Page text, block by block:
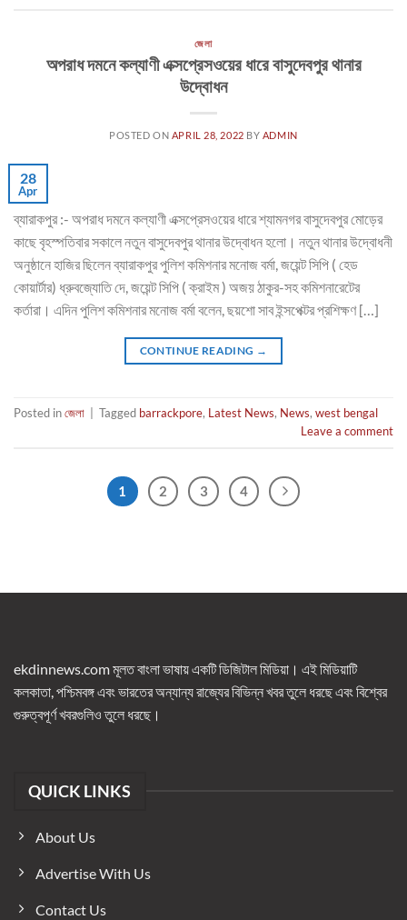
জেলা
অপরাধ দমনে কল্যাণী এক্সপ্রেসওয়ের ধারে বাসুদেবপুর থানার
উদ্বোধন
POSTED ON APRIL 28, 2022 BY ADMIN
28
Apr
ব্যারাকপুর :- অপরাধ দমনে কল্যাণী এক্সপ্রেসওয়ের ধারে শ্যামনগর বাসুদেবপুর মোড়ের
কাছে বৃহস্পতিবার সকালে নতুন বাসুদেবপুর থানার উদ্বোধন হলো। নতুন থানার উদ্বোধনী
অনুষ্ঠানে হাজির ছিলেন ব্যারাকপুর পুলিশ কমিশনার মনোজ বর্মা, জয়েন্ট সিপি ( হেড
কোয়ার্টার) ধ্রুবজ্যোতি দে, জয়েন্ট সিপি ( ক্রাইম ) অজয় ঠাকুর-সহ কমিশনারেটের
কর্তারা। এদিন পুলিশ কমিশনার মনোজ বর্মা বলেন, ছয়শো সাব ইন্সপেক্টর প্রশিক্ষণ […]
CONTINUE READING →
Posted inজেলা Tagged barrackpore, Latest News, News, west bengal
Leave a comment
1 2 3 4
ekdinnews.com মূলত বাংলা ভাষায় একটি ডিজিটাল মিডিয়া। এই মিডিয়াটি
কলকাতা, পশ্চিমবঙ্গ এবং ভারতের অন্যান্য রাজ্যের বিভিন্ন খবর তুলে ধরছে এবং বিশ্বের
গুরুত্বপূর্ণ খবরগুলিও তুলে ধরছে।
QUICK LINKS
About Us
Advertise With Us
Contact Us